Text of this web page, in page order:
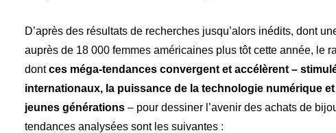
D’après des résultats de recherches jusqu’alors inédits, dont
auprès de 18 000 femmes américaines plus tôt cette année, le
dontces méga-tendances convergent et accélèrent –
internationaux, la puissance de la technologie numérique
jeunes générations – pour dessiner l’avenir des achats de
tendances analysées sont les suivantes :